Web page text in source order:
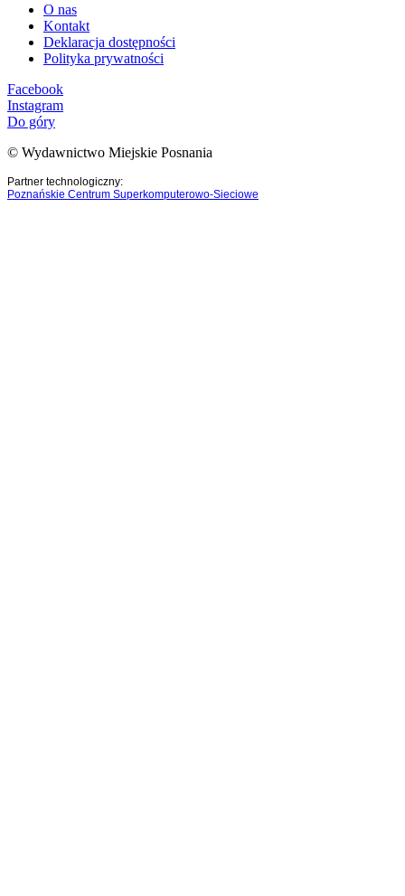
O nas
Kontakt
Deklaracja dostępności
Polityka prywatności
Facebook
Instagram
Do góry
© Wydawnictwo Miejskie Posnania
Partner technologiczny:
Poznańskie Centrum Superkomputerowo-Sieciowe